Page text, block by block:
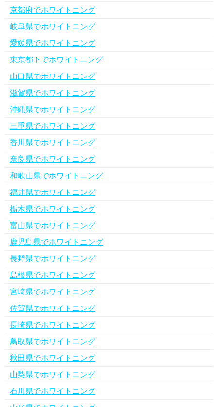
京都府でホワイトニング
岐阜県でホワイトニング
愛媛県でホワイトニング
東京都下でホワイトニング
山口県でホワイトニング
滋賀県でホワイトニング
沖縄県でホワイトニング
三重県でホワイトニング
香川県でホワイトニング
奈良県でホワイトニング
和歌山県でホワイトニング
福井県でホワイトニング
栃木県でホワイトニング
富山県でホワイトニング
鹿児島県でホワイトニング
長野県でホワイトニング
島根県でホワイトニング
宮崎県でホワイトニング
佐賀県でホワイトニング
長崎県でホワイトニング
鳥取県でホワイトニング
秋田県でホワイトニング
山梨県でホワイトニング
石川県でホワイトニング